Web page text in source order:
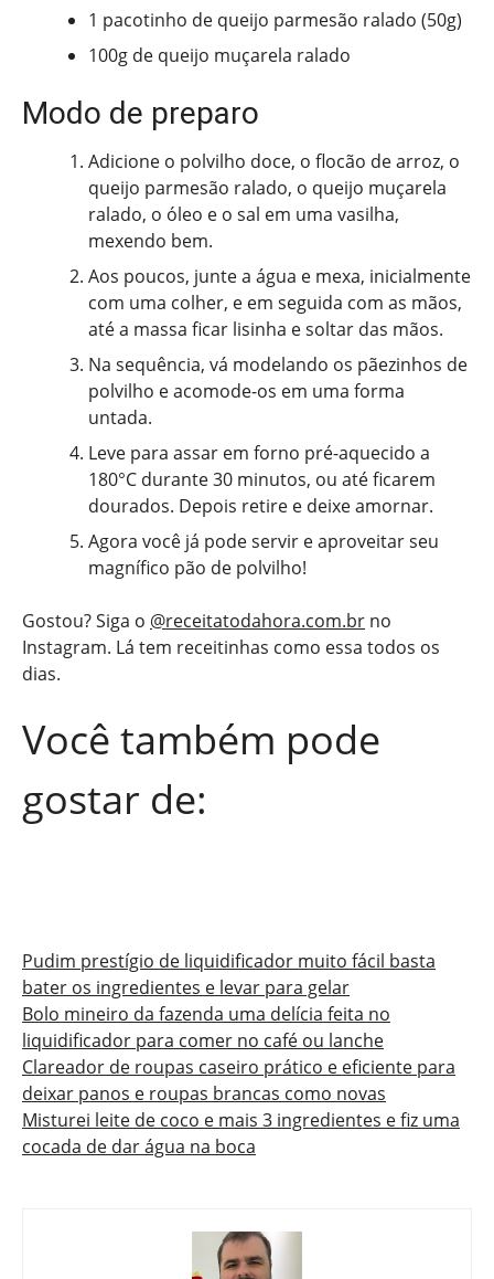
1 pacotinho de queijo parmesão ralado (50g)
100g de queijo muçarela ralado
Modo de preparo
Adicione o polvilho doce, o flocão de arroz, o
queijo parmesão ralado, o queijo muçarela
ralado, o óleo e o sal em uma vasilha,
mexendo bem.
Aos poucos, junte a água e mexa, inicialmente
com uma colher, e em seguida com as mãos,
até a massa ficar lisinha e soltar das mãos.
Na sequência, vá modelando os pãezinhos de
polvilho e acomode-os em uma forma
untada.
Leve para assar em forno pré-aquecido a
180°C durante 30 minutos, ou até ficarem
dourados. Depois retire e deixe amornar.
Agora você já pode servir e aproveitar seu
magnífico pão de polvilho!
Gostou? Siga o @receitatodahora.com.br no
Instagram. Lá tem receitinhas como essa todos os
dias.
Você também pode
gostar de:
Pudim prestígio de liquidificador muito fácil basta
bater os ingredientes e levar para gelar
Bolo mineiro da fazenda uma delícia feita no
liquidificador para comer no café ou lanche
Clareador de roupas caseiro prático e eficiente para
deixar panos e roupas brancas como novas
Misturei leite de coco e mais 3 ingredientes e fiz uma
cocada de dar água na boca